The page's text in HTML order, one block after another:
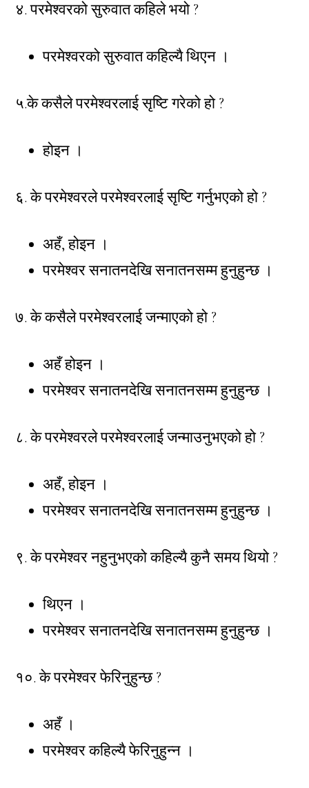
४. परमेश्वरको सुरुवात कहिले भयो ?
परमेश्वरको सुरुवात कहिल्यै थिएन ।
५.के कसैले परमेश्वरलाई सृष्टि गरेको हो ?
होइन ।
६. के परमेश्वरले परमेश्वरलाई सृष्टि गर्नुभएको हो ?
अहँ, होइन ।
परमेश्वर सनातनदेखि सनातनसम्म हुनुहुन्छ ।
७. के कसैले परमेश्वरलाई जन्माएको हो ?
अहँ होइन ।
परमेश्वर सनातनदेखि सनातनसम्म हुनुहुन्छ ।
८. के परमेश्वरले परमेश्वरलाई जन्माउनुभएको हो ?
अहँ, होइन ।
परमेश्वर सनातनदेखि सनातनसम्म हुनुहुन्छ ।
९. के परमेश्वर नहुनुभएको कहिल्यै कुनै समय थियो ?
थिएन ।
परमेश्वर सनातनदेखि सनातनसम्म हुनुहुन्छ ।
१०. के परमेश्वर फेरिनुहुन्छ ?
अहँ ।
परमेश्वर कहिल्यै फेरिनुहुन्न ।